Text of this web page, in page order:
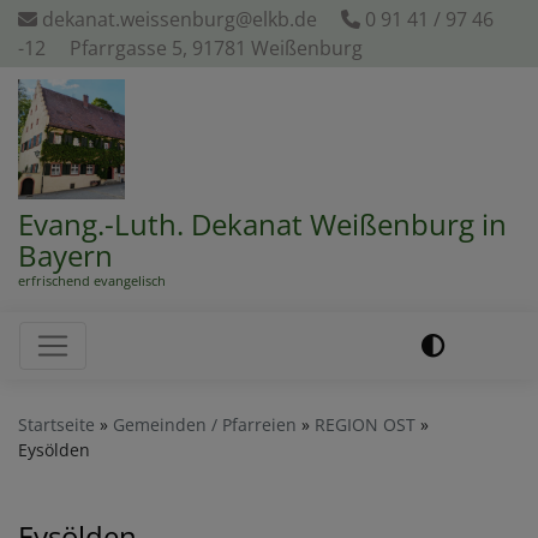
Direkt
zum
dekanat.weissenburg@elkb.de
0 91 41 / 97 46
-12
Pfarrgasse 5, 91781 Weißenburg
Evang.-Luth. Dekanat Weißenburg in
Bayern
erfrischend evangelisch
Hauptnavigation
Startseite Gemeinden / Pfarreien
REGION OST
Eysölden